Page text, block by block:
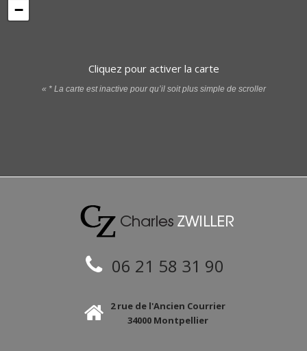
Cliquez pour activer la carte
« * La carte est inactive pour qu’il soit plus simple de scroller
−
06 21 58 31 90
2 rue de l'Ancien Courrier
34000 Montpellier